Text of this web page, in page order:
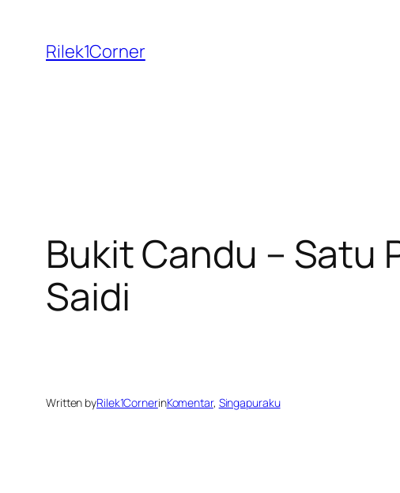
content
Rilek1Corner
Bukit Candu – Satu
Saidi
Written byRilek1CornerinKomentar, Singapuraku